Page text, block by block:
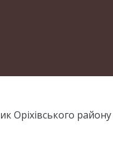
Оріхівського району